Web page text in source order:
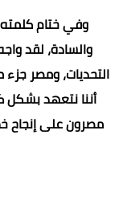
وفي ختام
والسادة، لقد
التحديات، ومصر جزء
أننا نتعهد بشكل
مصرون على إنجاح